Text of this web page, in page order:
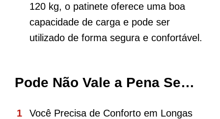
120 kg, o patinete oferece uma boa
capacidade de carga e pode ser
utilizado de forma segura e confortável.
Pode Não Vale a Pena Se…
Você Precisa de Conforto em Longas